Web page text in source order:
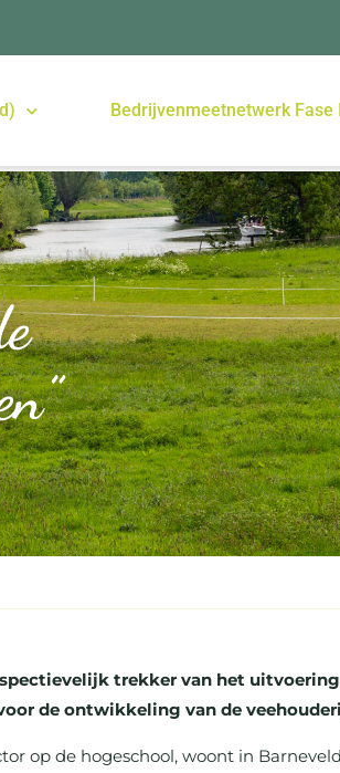
Bedrijvenmeetnetwerk Fase II
trekker van het
de ontwikkeling van de
op de hogeschool, woont in